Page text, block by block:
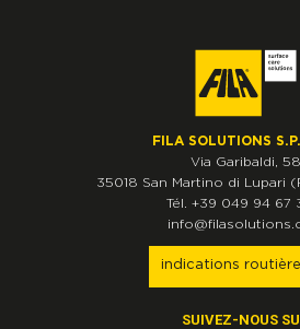
FILA SOLUTIONS
Via Garibaldi, 58
35018 San Martino di Lupari
Tél. +39 049 94 67
indications
SUIVEZ-NOUS